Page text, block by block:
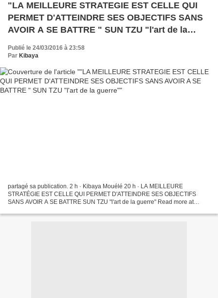
"LA MEILLEURE STRATEGIE EST CELLE QUI
PERMET D'ATTEINDRE SES OBJECTIFS SANS
AVOIR A SE BATTRE " SUN TZU "l'art de la
guerre"
Publié le 24/03/2016 à 23:58
Par Kibaya
partagé sa publication. 2 h · Kibaya Mouélé 20 h · LA MEILLEURE
STRATÉGIE EST CELLE QUI PERMET D'ATTEINDRE SES OBJECTIFS
SANS AVOIR A SE BATTRE SUN TZU "l'art de la guerre" Read more at